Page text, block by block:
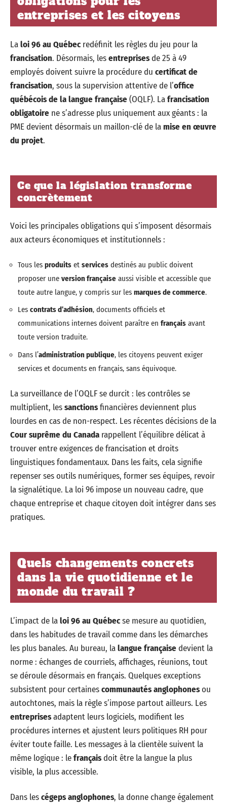
entreprises et les citoyens
Laloi 96 au Québecredéfinit les règles du jeu pour la
francisation. Désormais, lesentreprisesde 25 à 49
employés doivent suivre la procédure du certificat de
francisation, sous la supervision attentive de l’office
québécois de la langue française(OQLF). Lafrancisation
obligatoire ne s’adresse plus uniquement aux géants : la
PME devient désormais un maillon-clé de lamise en œuvre
du projet.
Ce que la législation transforme
concrètement
Voici les principales obligations qui s’imposent désormais
aux acteurs économiques et institutionnels :
Tous les produits et services destinés au public doivent
proposer une version française aussi visible et accessible que
toute autre langue, y compris sur les marques de commerce.
Les contrats d’adhésion, documents officiels et
communications internes doivent paraître en français avant
toute version traduite.
Dans l’administration publique, les citoyens peuvent exiger
services et documents en français, sans équivoque.
La surveillance de l’OQLF se durcit : les contrôles se
multiplient, lessanctionsfinancières deviennent plus
lourdes en cas de non-respect. Les récentes décisions de la
Cour suprême du Canada rappellent l’équilibre délicat à
trouver entre exigences de francisation et droits
linguistiques fondamentaux. Dans les faits, cela signifie
repenser ses outils numériques, former ses équipes, revoir
la signalétique. La loi 96 impose un nouveau cadre, que
chaque entreprise et chaque citoyen doit intégrer dans ses
pratiques.
Quels changements concrets
dans la vie quotidienne et le
monde du travail ?
L’impact de laloi 96 au Québecse mesure au quotidien,
dans les habitudes de travail comme dans les démarches
les plus banales. Au bureau, lalangue françaisedevient la
norme : échanges de courriels, affichages, réunions, tout
se déroule désormais en français. Quelques exceptions
subsistent pour certainescommunautés anglophonesou
autochtones, mais la règle s’impose partout ailleurs. Les
entreprisesadaptent leurs logiciels, modifient les
procédures internes et ajustent leurs politiques RH pour
éviter toute faille. Les messages à la clientèle suivent la
même logique : lefrançaisdoit être la langue la plus
visible, la plus accessible.
Dans lescégeps anglophones, la donne change également